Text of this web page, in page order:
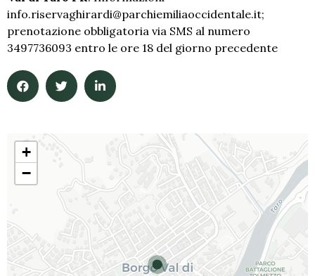
info.riservaghirardi@parchiemiliaoccidentale.it;
prenotazione obbligatoria via SMS al numero
3497736093 entro le ore 18 del giorno precedente
+
−